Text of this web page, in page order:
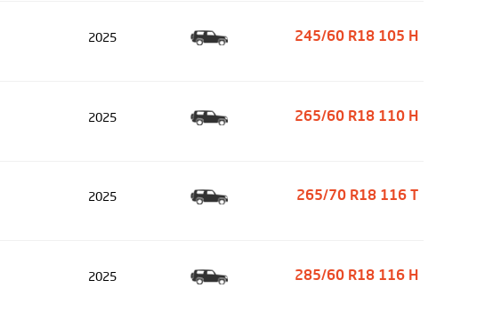
245/60 R18 105 H
2025
265/60 R18 110 H
2025
265/70 R18 116 T
2025
285/60 R18 116 H
2025